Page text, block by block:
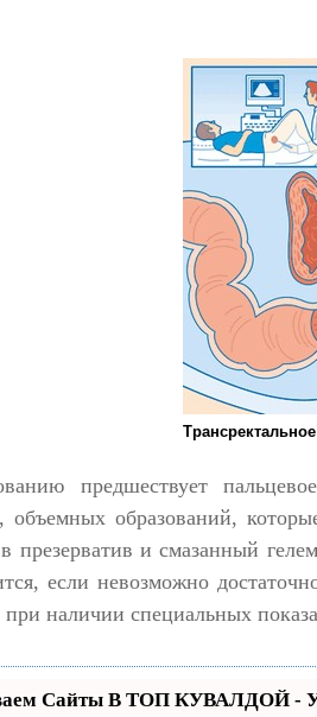
предшествует
объемных образований,
презерватив и смазанный
если невозможно
наличии специальных
Сайты В ТОП КУВАЛДОЙ -